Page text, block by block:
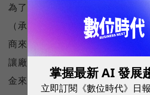
為了降低這種投資風險，找個中
（承約商）算是最合理的商業手
商來當緩衝墊，就得付某種形式
讓廠商能夠在高風險的環境下，
金來面對不確定的因素。
掌握最新 AI 發展
立即訂閱《數位時代》日